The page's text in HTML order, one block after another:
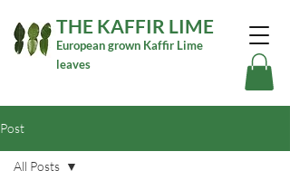
THE KAFFIR LIME
European grown Kaffir Lime
leaves
Post
All Posts